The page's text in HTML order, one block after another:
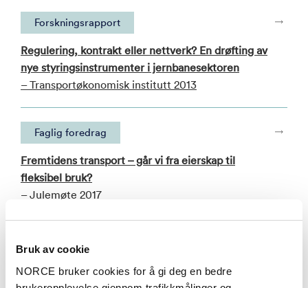
Bruk av cookie
NORCE bruker cookies for å gi deg en bedre
Forskningsrapport
Regulering, kontrakt eller nettverk? En drøfting av
nye styringsinstrumenter i jernbanesektoren
– Transportøkonomisk institutt 2013
Faglig foredrag
Fremtidens transport – går vi fra eierskap til
fleksibel bruk?
– Julemøte 2017